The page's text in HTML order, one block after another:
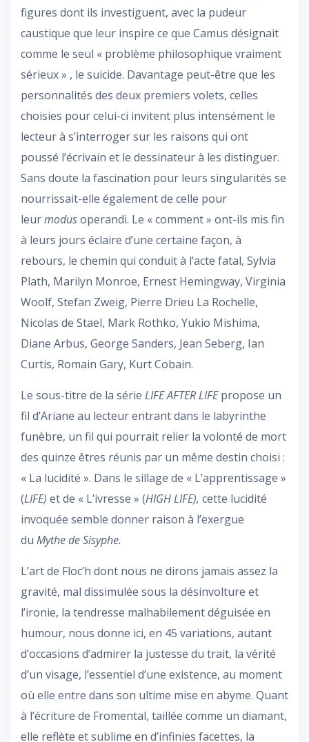
figures dont ils investiguent, avec la pudeur
caustique que leur inspire ce que Camus désignait
comme le seul « problème philosophique vraiment
sérieux » , le suicide. Davantage peut-être que les
personnalités des deux premiers volets, celles
choisies pour celui-ci invitent plus intensément le
lecteur à s’interroger sur les raisons qui ont
poussé l’écrivain et le dessinateur à les distinguer.
Sans doute la fascination pour leurs singularités se
nourrissait-elle également de celle pour
leurmodusoperandi. Le « comment » ont-ils mis fin
à leurs jours éclaire d’une certaine façon, à
rebours, le chemin qui conduit à l’acte fatal, Sylvia
Plath, Marilyn Monroe, Ernest Hemingway, Virginia
Woolf, Stefan Zweig, Pierre Drieu La Rochelle,
Nicolas de Stael, Mark Rothko, Yukio Mishima,
Diane Arbus, George Sanders, Jean Seberg, Ian
Curtis, Romain Gary, Kurt Cobain.
Le sous-titre de la série LIFE AFTER LIFEpropose un
fil d’Ariane au lecteur entrant dans le labyrinthe
funèbre, un fil qui pourrait relier la volonté de mort
des quinze êtres réunis par un même destin choisi :
« La lucidité ». Dans le sillage de « L’apprentissage »
(LIFE) et de « L’ivresse » (HIGH LIFE), cette lucidité
invoquée semble donner raison à l’exergue
du Mythe de Sisyphe.
L’art de Floc’h dont nous ne dirons jamais assez la
gravité, mal dissimulée sous la désinvolture et
l’ironie, la tendresse malhabilement déguisée en
humour, nous donne ici, en 45 variations, autant
d’occasions d’admirer la justesse du trait, la vérité
d’un visage, l’essentiel d’une existence, au moment
où elle entre dans son ultime mise en abyme. Quant
à l’écriture de Fromental, taillée comme un diamant,
elle reflète et sublime en d’infinies facettes, la